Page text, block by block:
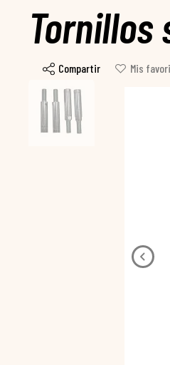
Tornillos
Compartir Mis